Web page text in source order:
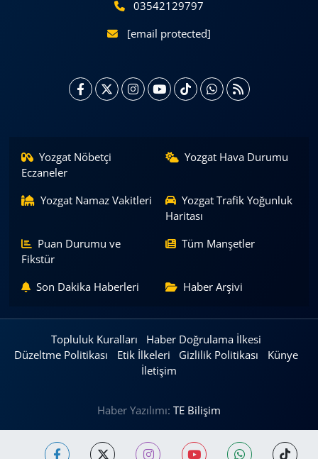
03542129797
[email protected]
Yozgat Nöbetçi
Eczaneler
Yozgat Hava Durumu
Yozgat Namaz Vakitleri
Yozgat Trafik Yoğunluk
Haritası
Puan Durumu ve
Fikstür
Tüm Manşetler
Son Dakika Haberleri Haber Arşivi
Topluluk Kuralları
Haber Doğrulama İlkesi
Düzeltme Politikası
Etik İlkeleri Gizlilik Politikası
Künye
İletişim
Haber Yazılımı: TE Bilişim